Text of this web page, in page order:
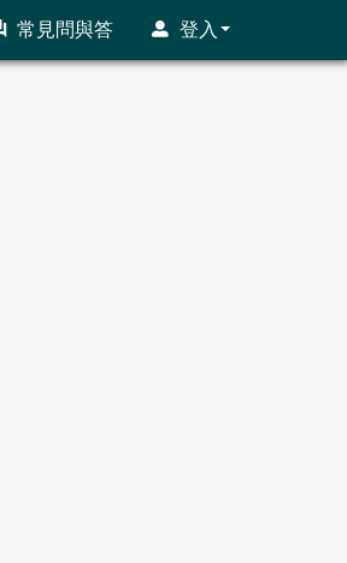
常見問與答 登入